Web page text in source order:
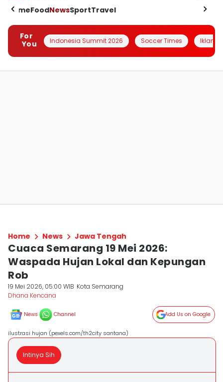
HomeFoodNewsSportTravel
For
You
Indonesia Summit 2026 Soccer Times Iklanin
Home News Jawa Tengah
Cuaca Semarang 19 Mei 2026:
Waspada Hujan Lokal dan Kepungan
Rob
19 Mei 2026, 05:00 WIB Kota Semarang
Dhana Kencana
News Channel Add Us on Google
ilustrasi hujan (pexels.com/th2city santana)
Intinya Sih